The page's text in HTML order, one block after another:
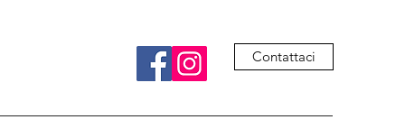
Contattaci